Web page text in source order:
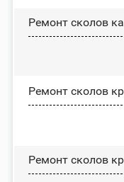
Ремонт сколов
Ремонт сколов
Ремонт сколов